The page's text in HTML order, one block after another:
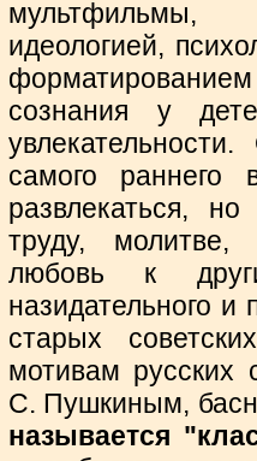
идеологией,
сознания у
самого раннего
развлекаться,
труду, молитве,
любовь к
назидательного и
старых
мотивам русских
С. Пушкиным,
называется